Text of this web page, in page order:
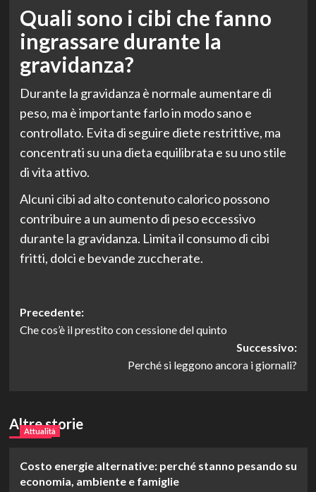
Quali sono i cibi che fanno
ingrassare durante la
gravidanza?
Durante la gravidanza è normale aumentare di
peso, ma è importante farlo in modo sano e
controllato. Evita di seguire diete restrittive, ma
concentrati su una dieta equilibrata e su uno stile
di vita attivo.
Alcuni cibi ad alto contenuto calorico possono
contribuire a un aumento di peso eccessivo
durante la gravidanza. Limita il consumo di cibi
fritti, dolci e bevande zuccherate.
Navigazione
articolo
Precedente:
Che cos’è il prestito con cessione del quinto
Successivo:
Perché si leggono ancora i giornali?
Altre storie
Attualità
Costo energie alternative: perché stanno pesando su
economia, ambiente e famiglie